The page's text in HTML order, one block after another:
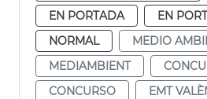
EN PORTADA
EN
NORMAL
MEDIO
MEDIAMBIENT
CONCURSO
EMT